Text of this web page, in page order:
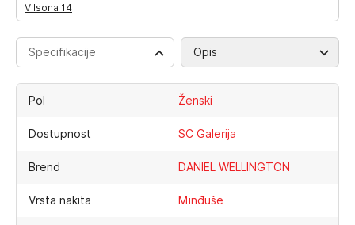
Vilsona 14
Specifikacije Opis
Pol Ženski
Dostupnost SC Galerija
Brend DANIEL WELLINGTON
Vrsta nakita Minđuše